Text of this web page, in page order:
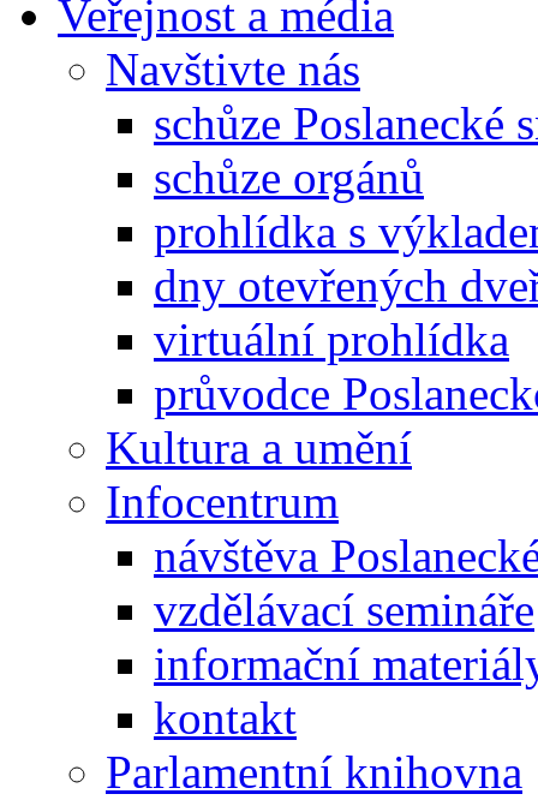
Veřejnost a média
Navštivte nás
schůze Poslanecké
schůze orgánů
prohlídka s
dny otevřených
virtuální prohlídka
průvodce
Kultura a umění
Infocentrum
návštěva
vzdělávací semináře
informační
kontakt
Parlamentní knihovna